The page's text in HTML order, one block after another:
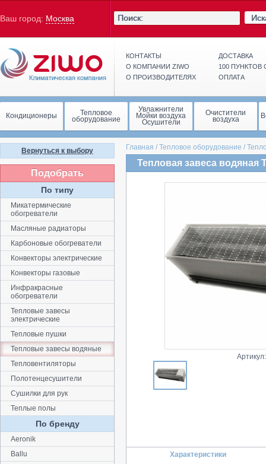
Ваш город: Москва
КОНТАКТЫ
О КОМПАНИИ ZIWO
О ПРОИЗВОДИТЕЛЯХ
ДОСТАВКА
100
ОПЛАТА
Кондиционеры Тепловое
оборудование
Увлажнители
Мойки воздуха
Осушители
Очистители
воздуха
Главная / Тепловое оборудование /
Тепловая завеса водяная
Характеристики
Вернуться к выбору
Подобрать
По типу
Микатермические
обогреватели
Масляные радиаторы
Карбоновые обогреватели
Конвекторы электрические
Конвекторы газовые
Инфракрасные
обогреватели
Тепловые завесы
электрические
Тепловые пушки
Тепловые завесы водяные
Тепловентиляторы
Полотенцесушители
Сушилки для рук
Теплые полы
По бренду
Aeronik
Ballu